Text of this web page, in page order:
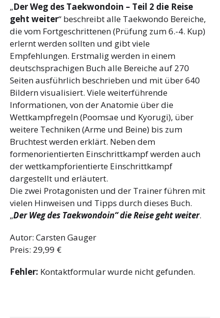
„Der Weg des Taekwondoin – Teil 2 die Reise
geht weiter“ beschreibt alle Taekwondo Bereiche,
die vom Fortgeschrittenen (Prüfung zum 6.-4. Kup)
erlernt werden sollten und gibt viele
Empfehlungen. Erstmalig werden in einem
deutschsprachigen Buch alle Bereiche auf 270
Seiten ausführlich beschrieben und mit über 640
Bildern visualisiert. Viele weiterführende
Informationen, von der Anatomie über die
Wettkampfregeln (Poomsae und Kyorugi), über
weitere Techniken (Arme und Beine) bis zum
Bruchtest werden erklärt. Neben dem
formenorientierten Einschrittkampf werden auch
der wettkampforientierte Einschrittkampf
dargestellt und erläutert.
Die zwei Protagonisten und der Trainer führen mit
vielen Hinweisen und Tipps durch dieses Buch.
„Der Weg des Taekwondoin“ die Reise geht weiter.
Autor: Carsten Gauger
Preis: 29,99 €
Fehler: Kontaktformular wurde nicht gefunden.